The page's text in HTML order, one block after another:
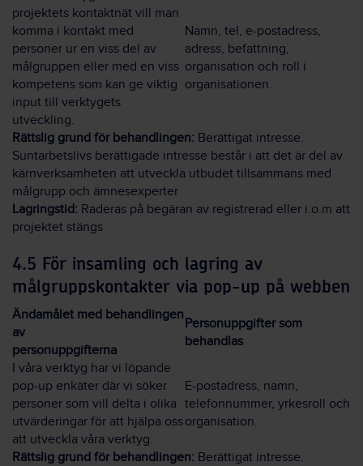
projektets kontaktnät vill man
komma i kontakt med
personer ur en viss del av
målgruppen eller med en viss
kompetens som kan ge viktig
input till verktygets
utveckling.
Namn, tel, e-postadress,
adress, befattning,
organisation och roll i
organisationen.
Rättslig grund för behandlingen: Berättigat intresse.
Suntarbetslivs berättigade intresse består i att det är del av
kärnverksamheten att utveckla utbudet tillsammans med
målgrupp och ämnesexperter
Lagringstid: Raderas på begäran av registrerad eller i.o.m att
projektet stängs
4.5 För insamling och lagring av
målgruppskontakter via pop-up på webben
Ändamålet med behandlingen
av
personuppgifterna
Personuppgifter som
behandlas
I våra verktyg har vi löpande
pop-up enkäter där vi söker
personer som vill delta i olika
utvärderingar för att hjälpa oss
att utveckla våra verktyg.
E-postadress, namn,
telefonnummer, yrkesroll och
organisation.
Rättslig grund för behandlingen: Berättigat intresse.